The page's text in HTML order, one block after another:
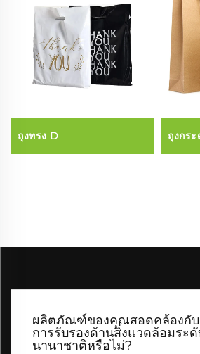
ถุงทรง D ถุงกร
ผลิตภัณฑ์ของคุณสอดคล้องกับ
การรับรองด้านสิ่งแวดล้อมระ
นานาชาติหรือไม่?